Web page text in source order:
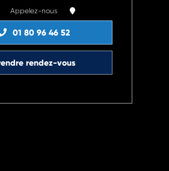
Appelez-nous
01 80 96 46 52
rendez-vous